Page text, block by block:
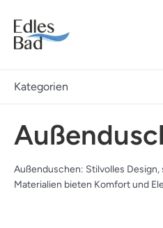
Kategorien
Außenduschen: Stilvolles
Materialien bieten Komfort und